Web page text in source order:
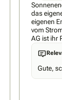
das
eigenen
vom
AG ist ihr
Wohn-
Gute,